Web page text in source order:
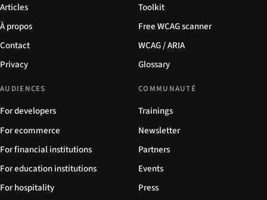
Articles
À propos
Contact
Privacy
Toolkit
Free WCAG scanner
WCAG / ARIA
Glossary
AUDIENCES
For developers
For ecommerce
For financial institutions
For education institutions
For hospitality
COMMUNAUTÉ
Trainings
Newsletter
Partners
Events
Press